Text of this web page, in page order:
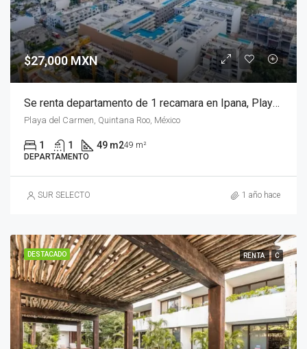
$27,000 MXN
Se renta departamento de 1 recamara en Ipana, Playa del Carmen
Playa del Carmen, Quintana Roo, México
1 1 49 m249 m²
DEPARTAMENTO
SUR SELECTO 1 año hace
DESTACADO RENTA C